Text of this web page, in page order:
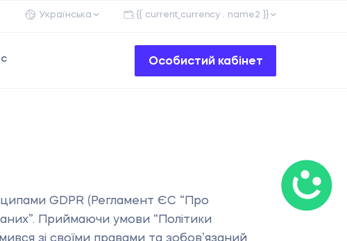
Українська {{ current_currency . name2 }}
Особистий кабінет
GDPR (Регламент ЄС “Про
Приймаючи умови “Політики
зі своїми правами та зобовʼязаний